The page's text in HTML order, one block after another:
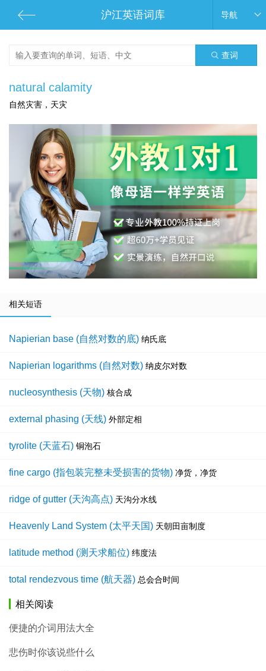
沪江英语词库 导航
查词
natural calamity
自然灾害，天灾
相关短语
Napierian base (自然对数的底) 纳氏底
Napierian logarithms (自然对数) 纳皮尔对数
nucleosynthesis (天物) 核合成
external phasing (天线) 外部定相
tyrolite (天蓝石) 铜泡石
fine cargo (指包装完整未受损害的货物) 净货，净货
ridge of gutter (天沟高点) 天沟分水线
Heavenly Land System (太平天国) 天朝田亩制度
latitude method (测天求船位) 纬度法
total rendezvous time (航天器) 总会合时间
相关阅读
便捷的介词用法大全
悲伤时你该说些什么